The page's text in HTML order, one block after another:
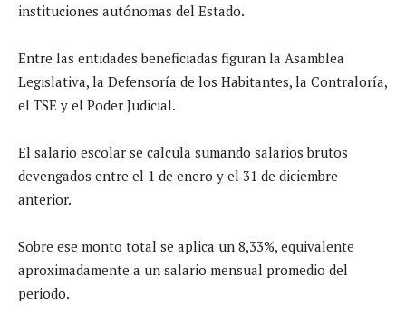
instituciones autónomas del Estado.
Entre las entidades beneficiadas figuran la Asamblea
Legislativa, la Defensoría de los Habitantes, la Contraloría,
el TSE y el Poder Judicial.
El salario escolar se calcula sumando salarios brutos
devengados entre el 1 de enero y el 31 de diciembre
anterior.
Sobre ese monto total se aplica un 8,33%, equivalente
aproximadamente a un salario mensual promedio del
periodo.